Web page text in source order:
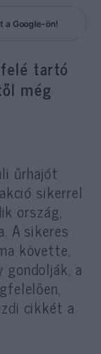
a Google-ön!
tartó
még
űrhajót
sikerrel
ország,
A sikeres
követte,
a
cikkét a